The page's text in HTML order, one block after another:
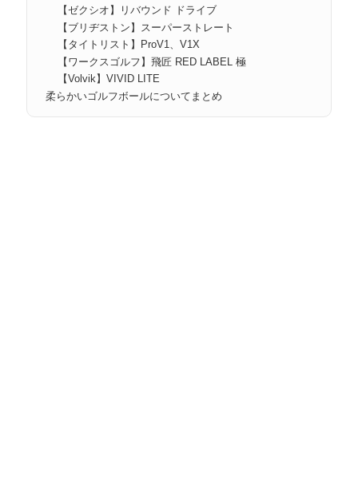
【ゼクシオ】リバウンド ドライブ
【ブリヂストン】スーパーストレート
【タイトリスト】ProV1、V1X
【ワークスゴルフ】飛匠 RED LABEL 極
【Volvik】VIVID LITE
柔らかいゴルフボールについてまとめ